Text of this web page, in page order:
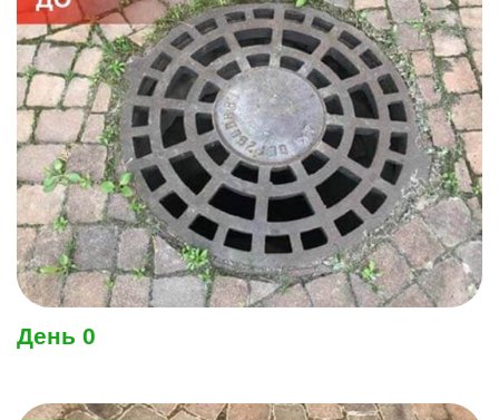
День 0